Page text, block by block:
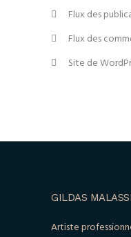
Flux des
Flux des
Site de
GILDAS
Artiste